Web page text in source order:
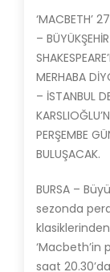
‘MACBETH’
–
MERHABA
– İSTANBUL
PERŞEMBE
BULUŞACAK.
BURSA –
sezonda
‘Macbeth’in
saat